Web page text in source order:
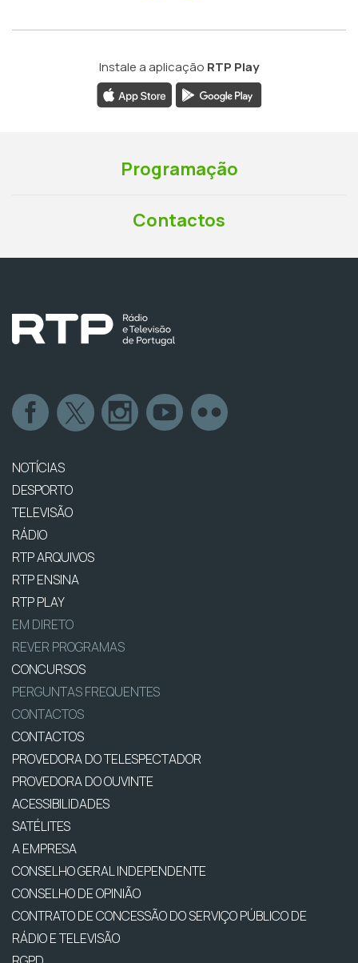
Instale a aplicação RTP Play
Programação
Contactos
NOTÍCIAS
DESPORTO
TELEVISÃO
RÁDIO
RTP ARQUIVOS
RTP ENSINA
RTP PLAY
EM DIRETO
REVER PROGRAMAS
CONCURSOS
PERGUNTAS FREQUENTES
CONTACTOS
CONTACTOS
PROVEDORA DO TELESPECTADOR
PROVEDORA DO OUVINTE
ACESSIBILIDADES
SATÉLITES
A EMPRESA
CONSELHO GERAL INDEPENDENTE
CONSELHO DE OPINIÃO
CONTRATO DE CONCESSÃO DO SERVIÇO PÚBLICO DE
RÁDIO E TELEVISÃO